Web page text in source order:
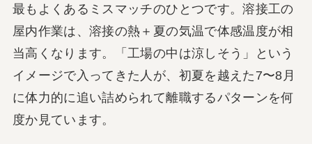
最もよくあるミスマッチのひとつです。溶接工の
屋内作業は、溶接の熱＋夏の気温で体感温度が相
当高くなります。「工場の中は涼しそう」という
イメージで入ってきた人が、初夏を越えた7〜8月
に体力的に追い詰められて離職するパターンを何
度か見ています。